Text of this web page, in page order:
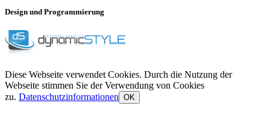
Design und Programmierung
Diese Webseite verwendet Cookies. Durch die Nutzung der
Webseite stimmen Sie der Verwendung von Cookies
zu. Datenschutzinformationen OK